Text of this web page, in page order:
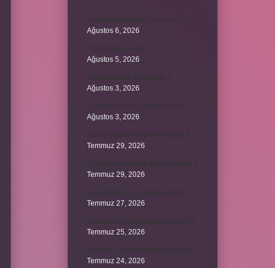
Ağustos 6, 2026
Ağustos 5, 2026
Ağustos 3, 2026
Ağustos 3, 2026
Temmuz 29, 2026
Temmuz 29, 2026
Temmuz 27, 2026
Temmuz 25, 2026
Temmuz 24, 2026